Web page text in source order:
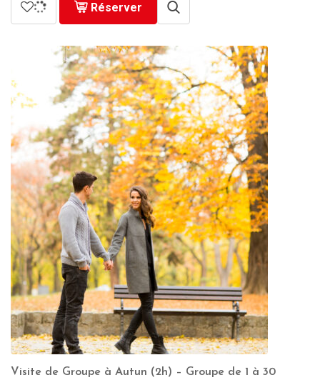
729.00€
Réserver
Visite de Groupe à Autun (2h) – Groupe de 1 à 30